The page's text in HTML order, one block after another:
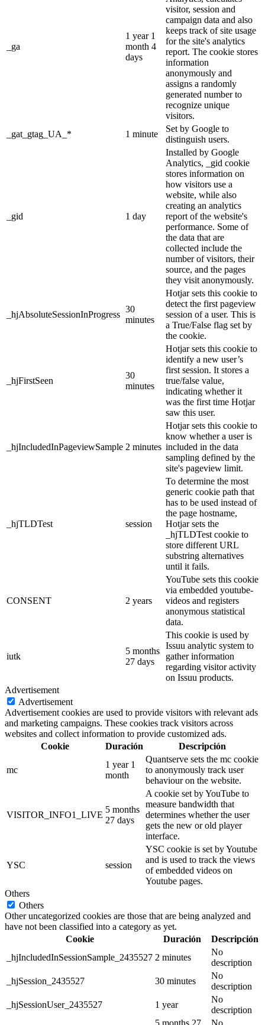
_ga
1 year 1
month 4
days
visitor, session and
campaign data and also
keeps track of site usage
for the site's analytics
report. The cookie stores
information
anonymously and
assigns a randomly
generated number to
recognize unique
visitors.
_gat_gtag_UA_*
1 minute
Set by Google to
distinguish users.
_gid 1 day
Installed by Google
Analytics, _gid cookie
stores information on
how visitors use a
website, while also
creating an analytics
report of the website's
performance. Some of
the data that are
collected include the
number of visitors, their
source, and the pages
they visit anonymously.
_hjAbsoluteSessionInProgress
30
minutes
Hotjar sets this cookie to
detect the first pageview
session of a user. This is
a True/False flag set by
the cookie.
_hjFirstSeen
30
minutes
Hotjar sets this cookie to
identify a new user’s
first session. It stores a
true/false value,
indicating whether it
was the first time Hotjar
saw this user.
_hjIncludedInPageviewSample 2 minutes
Hotjar sets this cookie to
know whether a user is
included in the data
sampling defined by the
site's pageview limit.
_hjTLDTest session
To determine the most
generic cookie path that
has to be used instead of
the page hostname,
Hotjar sets the
_hjTLDTest cookie to
store different URL
substring alternatives
until it fails.
CONSENT 2 years
YouTube sets this cookie
via embedded youtube-
videos and registers
anonymous statistical
data.
iutk
5 months
27 days
This cookie is used by
Issuu analytic system to
gather information
regarding visitor activity
on Issuu products.
Advertisement
Advertisement
Advertisement cookies are used to provide visitors with relevant ads
and marketing campaigns. These cookies track visitors across
websites and collect information to provide customized ads.
Cookie
Duración Descripción
mc
1 year 1
month
Quantserve sets the mc cookie
to anonymously track user
behaviour on the website.
VISITOR_INFO1_LIVE
5 months
27 days
A cookie set by YouTube to
measure bandwidth that
determines whether the user
gets the new or old player
interface.
YSC session
YSC cookie is set by Youtube
and is used to track the views
of embedded videos on
Youtube pages.
Others
Others
Other uncategorized cookies are those that are being analyzed and
have not been classified into a category as yet.
Cookie
Duración
Descripción
_hjIncludedInSessionSample_2435527 2 minutes
No
description
_hjSession_2435527
30 minutes
No
description
_hjSessionUser_2435527
1 year
No
description